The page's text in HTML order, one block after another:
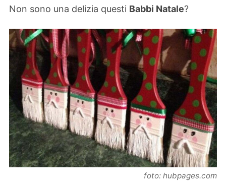
Non sono una delizia questi Babbi Natale?
foto: hubpages.com